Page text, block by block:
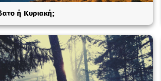
ή Κυριακή;